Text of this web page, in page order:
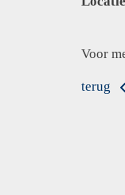
Voor
terug